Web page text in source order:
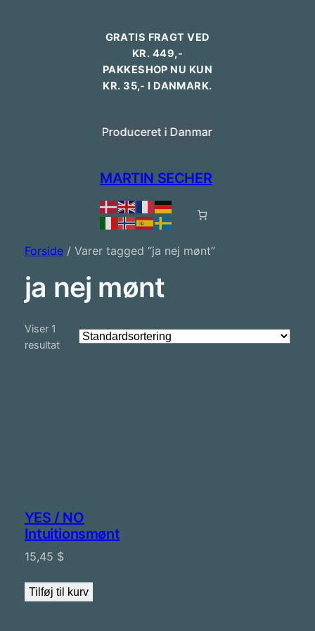
GRATIS FRAGT VED
KR. 449,-
PAKKESHOP NU KUN
KR. 35,- I DANMARK.
Produceret i Danmark
MARTIN SECHER
Forside/ Varer tagged “ja nej mønt”
ja nej mønt
Viser 1
resultat
YES / NO
Intuitionsmønt
15,45 $
Tilføj til kurv